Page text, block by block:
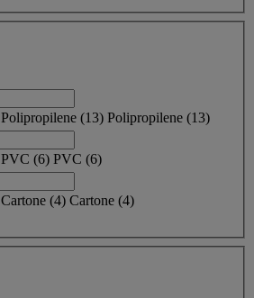
Polipropilene (13) Polipropilene (13)
PVC (6) PVC (6)
Cartone (4) Cartone (4)